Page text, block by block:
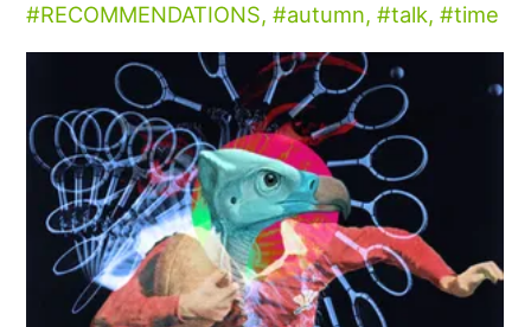
RECOMMENDATIONS, autumn, talk, time